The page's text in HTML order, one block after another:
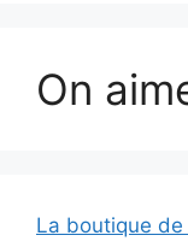
On
La boutique